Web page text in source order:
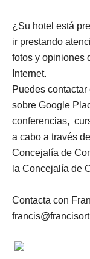
¿Su hotel está
ir prestando
fotos y opiniones
Internet.
Puedes
sobre Google
conferencias,
a cabo a través
Concejalía de
la Concejalía de
Contacta con